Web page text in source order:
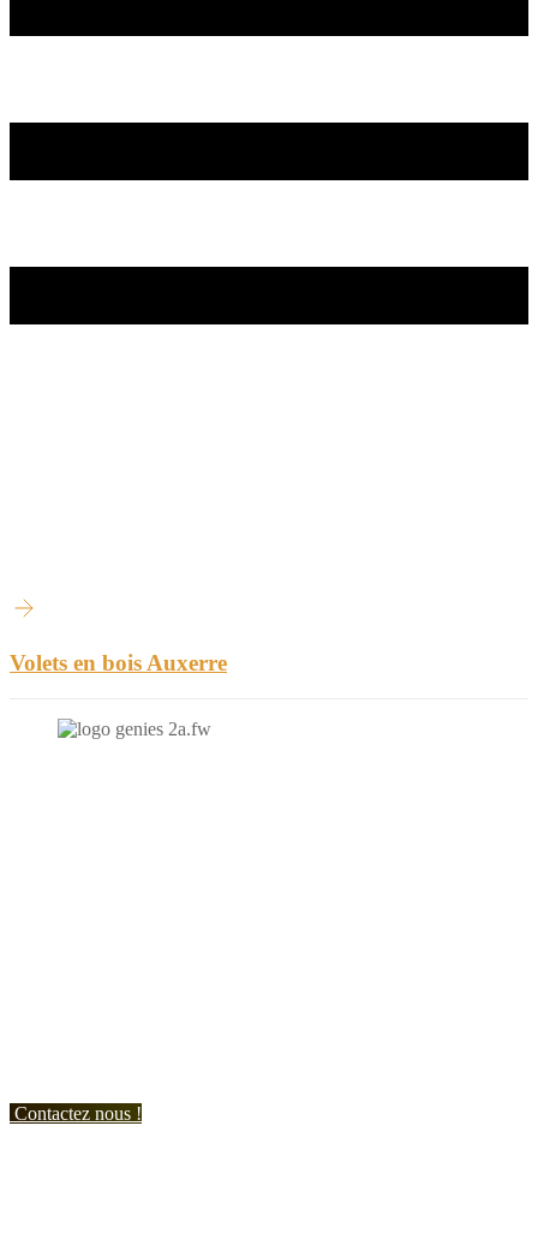
Volets en bois Auxerre
Contactez nous !